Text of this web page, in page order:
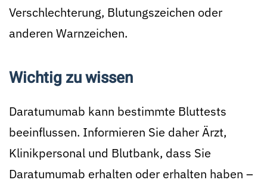
Verschlechterung, Blutungszeichen oder
anderen Warnzeichen.
Wichtig zu wissen
Daratumumab kann bestimmte Bluttests
beeinflussen. Informieren Sie daher Ärzt,
Klinikpersonal und Blutbank, dass Sie
Daratumumab erhalten oder erhalten haben –